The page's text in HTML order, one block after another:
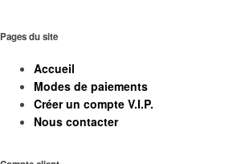
Pages du site
Accueil
Modes de paiements
Créer un compte V.I.P.
Nous contacter